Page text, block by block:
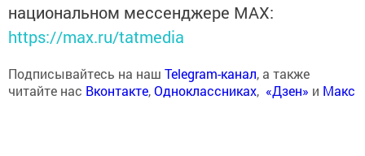
национальном мессенджере MАХ:
https://max.ru/tatmedia
Подписывайтесь на наш Telegram-канал, а также
читайте нас Вконтакте,Одноклассниках, «Дзен» и Макс